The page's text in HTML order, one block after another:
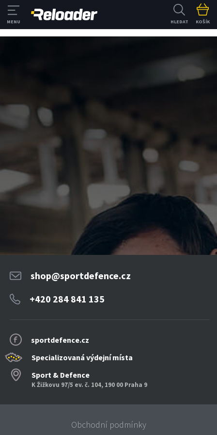
HLEDAT KOŠÍK
sportdefence.cz
Specializovaná výdejní místa
Sport & Defence
K Žižkovu 97/5 ev. č. 104, 190 00 Praha 9
shop@sportdefence.cz
+420 284 841 135
Obchodní podmínky